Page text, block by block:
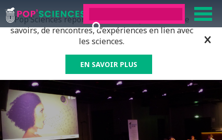
Pop’Sciences répond à tous ceux qui ont soif de
savoirs, de rencontres, d’expériences en lien avec
les sciences.
EN SAVOIR PLUS